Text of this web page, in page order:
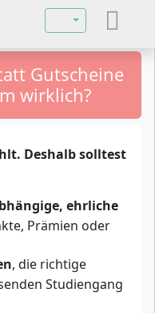
Sprache
Gutscheine
wirklich?
Deshalb solltest
ehrliche
Prämien oder
, die richtige
Studiengang